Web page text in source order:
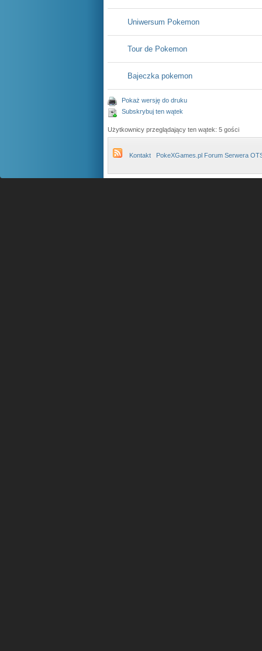
Uniwersum Pokemon
Tour de Pokemon
Bajeczka pokemon
Pokaż wersję do druku
Subskrybuj ten wątek
Użytkownicy przeglądający ten wątek: 5 gości
Kontakt PokeXGames.pl Forum Serwera